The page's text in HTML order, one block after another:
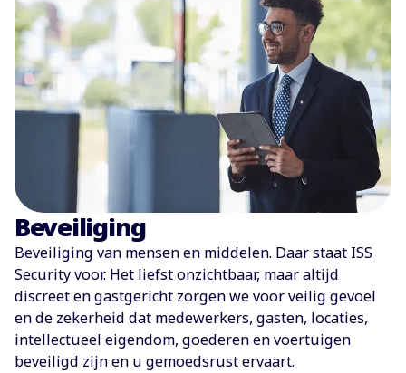
Beveiliging
Beveiliging van mensen en middelen. Daar staat ISS
Security voor. Het liefst onzichtbaar, maar altijd
discreet en gastgericht zorgen we voor veilig gevoel
en de zekerheid dat medewerkers, gasten, locaties,
intellectueel eigendom, goederen en voertuigen
beveiligd zijn en u gemoedsrust ervaart.